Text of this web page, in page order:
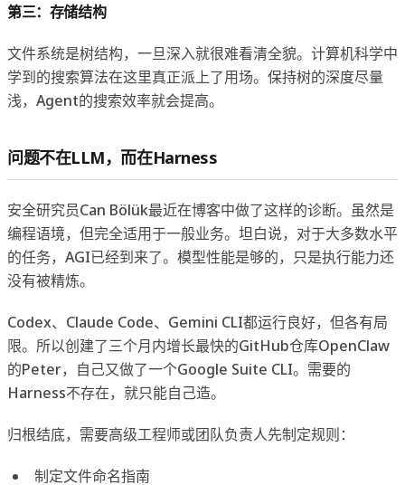
第三：存储结构
文件系统是树结构，一旦深入就很难看清全貌。计算机科学中
学到的搜索算法在这里真正派上了用场。保持树的深度尽量
浅，Agent的搜索效率就会提高。
问题不在LLM，而在Harness
安全研究员Can Bölük最近在博客中做了这样的诊断。虽然是
编程语境，但完全适用于一般业务。坦白说，对于大多数水平
的任务，AGI已经到来了。模型性能是够的，只是执行能力还
没有被精炼。
Codex、Claude Code、Gemini CLI都运行良好，但各有局
限。所以创建了三个月内增长最快的GitHub仓库OpenClaw
的Peter，自己又做了一个Google Suite CLI。需要的
Harness不存在，就只能自己造。
归根结底，需要高级工程师或团队负责人先制定规则：
制定文件命名指南